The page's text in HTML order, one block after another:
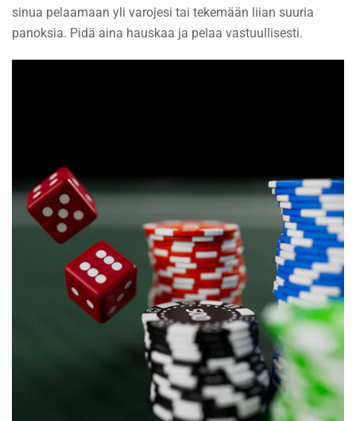
sinua pelaamaan yli varojesi tai tekemään liian suuria
panoksia. Pidä aina hauskaa ja pelaa vastuullisesti.